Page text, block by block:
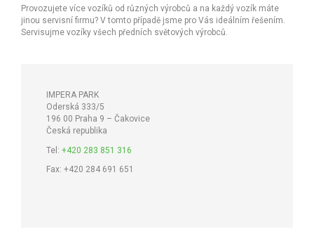
Provozujete více vozíků od různých výrobců a na každý vozík máte
jinou servisní firmu? V tomto případě jsme pro Vás ideálním řešením.
Servisujme vozíky všech předních světových výrobců.
IMPERA PARK
Oderská 333/5
196 00 Praha 9 – Čakovice
Česká republika
Tel: +420 283 851 316
Fax: +420 284 691 651